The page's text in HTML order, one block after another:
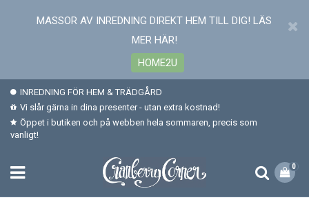
MASSOR AV INREDNING DIREKT HEM TILL DIG! LÄS
MER HÄR!
HOME2U
INREDNING FÖR HEM & TRÄDGÅRD
Vi slår gärna in dina presenter - utan extra kostnad!
Öppet i butiken och på webben hela sommaren, precis som
vanligt!
0